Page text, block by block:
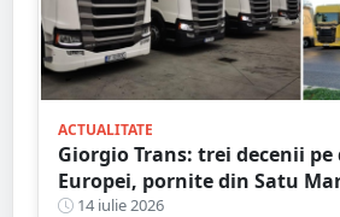
ACTUALITATE
Giorgio Trans: trei decenii
Europei, pornite din Satu
14 iulie 2026